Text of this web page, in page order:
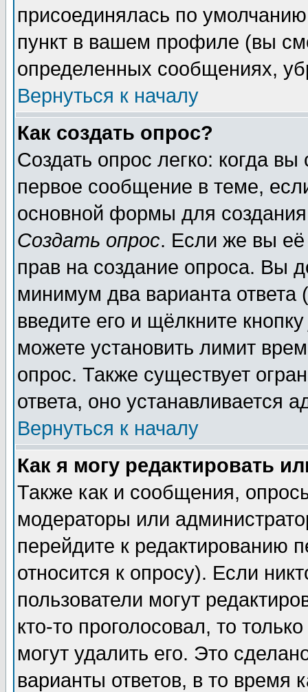
присоединялась по
пункт в вашем профиле (вы
определенных сообщениях,
Вернуться к началу
Как создать опрос?
Создать опрос легко: когда
первое сообщение в теме,
основной формы для
Создать опрос. Если же вы её
прав на создание опроса. Вы
минимум два варианта ответа
введите его и щёлкните
можете установить лимит
опрос. Также существует
ответа, оно устанавливается
Вернуться к началу
Как я могу редактировать
Также как и сообщения,
модераторы или
перейдите к редактированию
относится к опросу). Если
пользователи могут
кто-то проголосовал, то
могут удалить его. Это
варианты ответов, в то время